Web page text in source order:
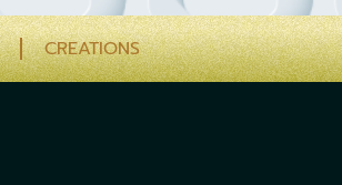
CREATIONS